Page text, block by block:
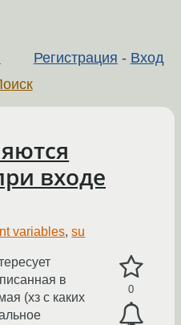
Регистрация - Вход
входе
variables,su
0
в
(хз с каких